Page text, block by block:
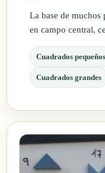
La base de muchos
en campo central,
Cuadrados pequeños
Cuadrados grandes